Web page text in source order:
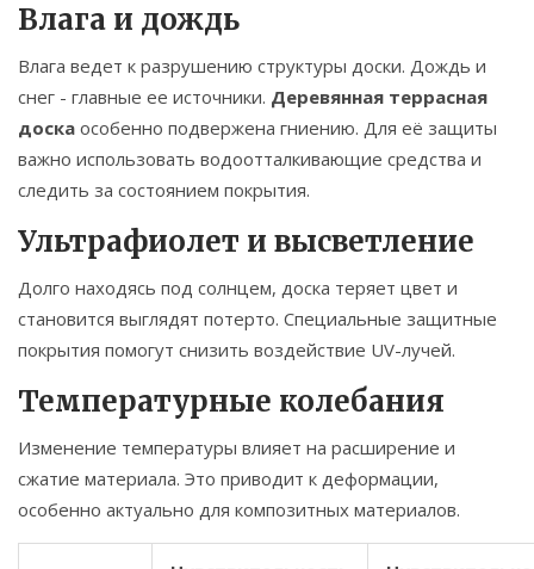
Влага и дождь
Влага ведет к разрушению структуры доски. Дождь и
снег - главные ее источники. Деревянная террасная
доска особенно подвержена гниению. Для её защиты
важно использовать водоотталкивающие средства и
следить за состоянием покрытия.
Ультрафиолет и высветление
Долго находясь под солнцем, доска теряет цвет и
становится выглядят потерто. Специальные защитные
покрытия помогут снизить воздействие UV-лучей.
Температурные колебания
Изменение температуры влияет на расширение и
сжатие материала. Это приводит к деформации,
особенно актуально для композитных материалов.